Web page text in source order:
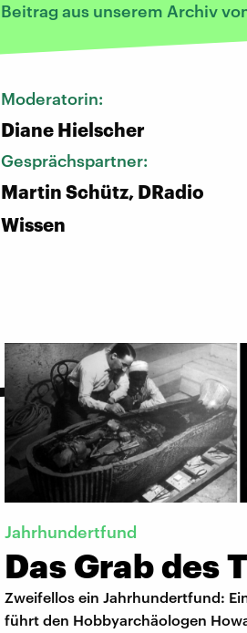
Beitrag aus unserem Archiv
Moderatorin:
Diane Hielscher
Gesprächspartner:
Martin Schütz, DRadio
Wissen
Jahrhundertfund
Das Grab des
Zweifellos ein Jahrhundertfund:
führt den Hobbyarchäologen